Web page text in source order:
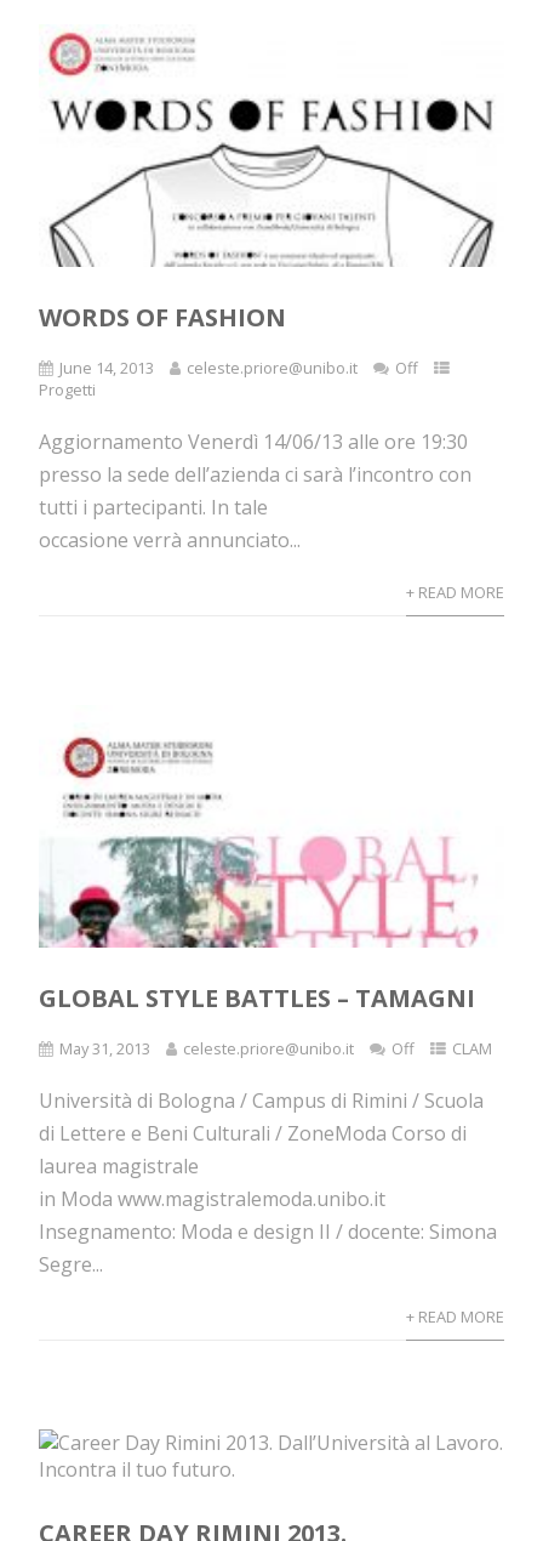
WORDS OF FASHION
June 14, 2013 celeste.priore@unibo.it
Off
Progetti
Aggiornamento Venerdì 14/06/13 alle ore 19:30
presso la sede dell’azienda ci sarà l’incontro con
tutti i partecipanti. In tale
occasione verrà annunciato...
+ READ MORE
GLOBAL STYLE BATTLES – TAMAGNI
May 31, 2013 celeste.priore@unibo.it Off CLAM
Università di Bologna / Campus di Rimini / Scuola
di Lettere e Beni Culturali / ZoneModa Corso di
laurea magistrale
in Moda www.magistralemoda.unibo.it
Insegnamento: Moda e design II / docente: Simona
Segre...
+ READ MORE
CAREER DAY RIMINI 2013.